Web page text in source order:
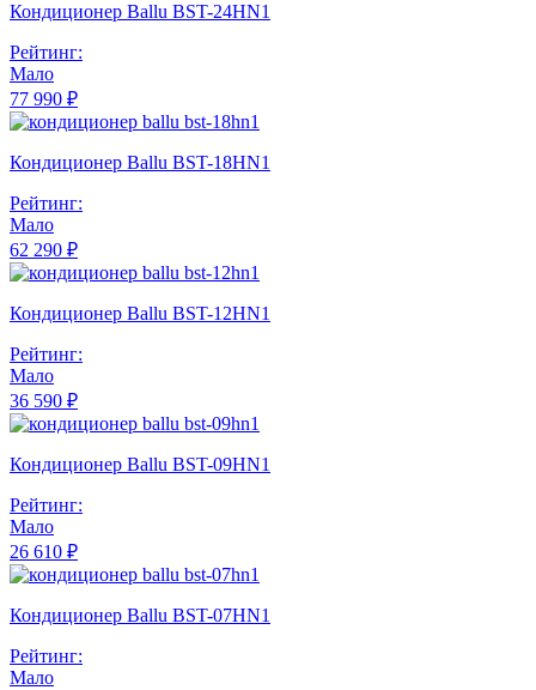
Кондиционер Ballu BST-24HN1
Рейтинг:
Мало
77 990 ₽
Кондиционер Ballu BST-18HN1
Рейтинг:
Мало
62 290 ₽
Кондиционер Ballu BST-12HN1
Рейтинг:
Мало
36 590 ₽
Кондиционер Ballu BST-09HN1
Рейтинг:
Мало
26 610 ₽
Кондиционер Ballu BST-07HN1
Рейтинг:
Мало